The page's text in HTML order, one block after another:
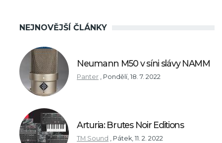
NEJNOVĚJŠÍ ČLÁNKY
Neumann M50 v síni slávy NAMM
Panter , Pondělí, 18. 7. 2022
Arturia: Brutes Noir Editions
TM Sound , Pátek, 11. 2. 2022